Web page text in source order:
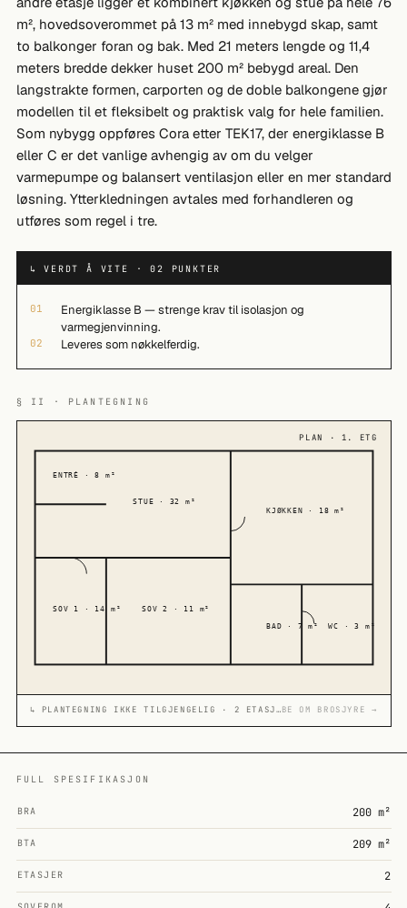
m², hovedsoverommet på 13 m² med innebygd skap, samt
to balkonger foran og bak. Med 21 meters lengde og 11,4
meters bredde dekker huset 200 m² bebygd areal. Den
langstrakte formen, carporten og de doble balkongene gjør
modellen til et fleksibelt og praktisk valg for hele familien.
Som nybygg oppføres Cora etter TEK17, der energiklasse B
eller C er det vanlige avhengig av om du velger
varmepumpe og balansert ventilasjon eller en mer standard
løsning. Ytterkledningen avtales med forhandleren og
utføres som regel i tre.
↳ VERDT Å VITE · 02 PUNKTER
01
Energiklasse B — strenge krav til isolasjon og
varmegjenvinning.
02 Leveres som nøkkelferdig.
§ II · PLANTEGNING
STUE · 32 m²
KJØKKEN · 18 m²
BAD · 7 m² WC · 3 m²
SOV 1 · 14 m² SOV 2 · 11 m²
ENTRÉ · 8 m²
PLAN · 1. ETG
↳ PLANTEGNING IKKE TILGJENGELIG · 2 ETASJERBE OM BROSJYRE →
FULL SPESIFIKASJON
BRA 200 m²
BTA 209 m²
ETASJER 2